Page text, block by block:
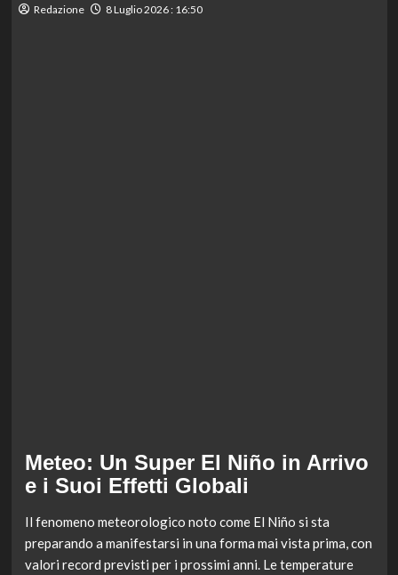
Redazione 8 Luglio 2026 : 16:50
Meteo: Un Super El Niño in Arrivo
e i Suoi Effetti Globali
Il fenomeno meteorologico noto come El Niño si sta
preparando a manifestarsi in una forma mai vista prima, con
valori record previsti per i prossimi anni. Le temperature